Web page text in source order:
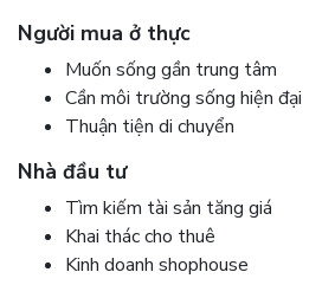
Người mua ở thực
Muốn sống gần trung tâm
Cần môi trường sống hiện đại
Thuận tiện di chuyển
Nhà đầu tư
Tìm kiếm tài sản tăng giá
Khai thác cho thuê
Kinh doanh shophouse